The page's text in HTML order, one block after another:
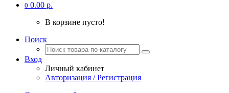
0 0.00 р.
В корзине пусто!
Поиск
Вход
Личный кабинет
Авторизация / Регистрация